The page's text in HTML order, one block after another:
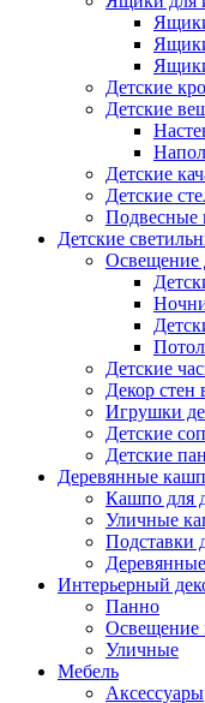
Детские
Детские
Детские
Детские
Подвесные
Детские
Освещение
Детские
Декор стен
Игрушки
Детские
Детские
Деревянные
Кашпо для
Уличные
Подставки
Интерьерный
Панно
Освещение
Уличные
Мебель
Аксессуары